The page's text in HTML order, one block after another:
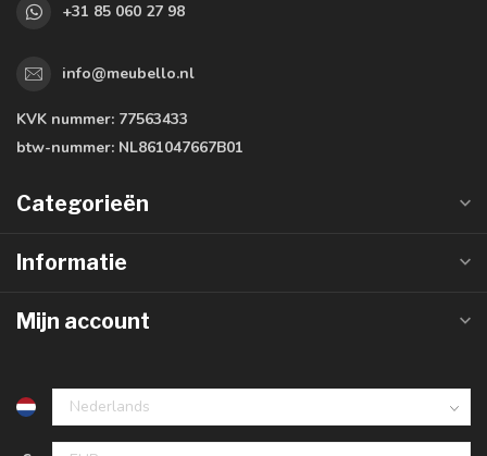
+31 85 060 27 98
info@meubello.nl
KVK nummer: 77563433
btw-nummer: NL861047667B01
Categorieën
Informatie
Mijn account